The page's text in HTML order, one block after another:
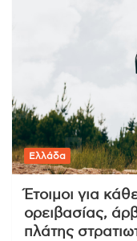
Ελλάδα
Έτοιμοι για
ορειβασίας,
πλάτης